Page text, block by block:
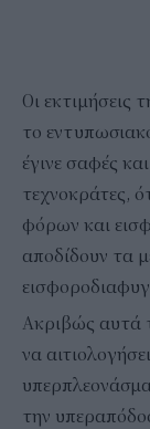
Οι εκτιμήσεις
το
έγινε σαφές
τεχνοκράτες,
φόρων και
αποδίδουν τα
Ακριβώς αυτά
να
την